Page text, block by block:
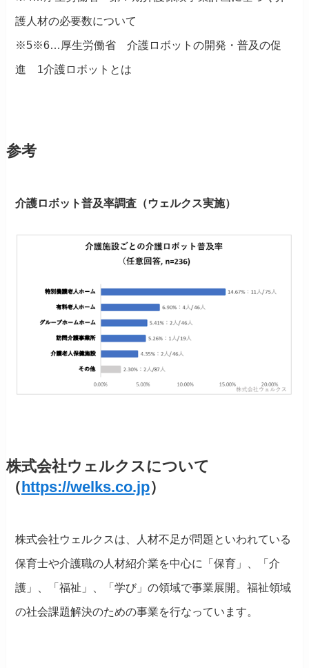
護人材の必要数について
※5※6…厚生労働省 介護ロボットの開発・普及の促
進 1介護ロボットとは
参考
介護ロボット普及率調査（ウェルクス実施）
株式会社ウェルクスについて
（ https://welks.co.jp）
株式会社ウェルクスは、人材不足が問題といわれている
保育士や介護職の人材紹介業を中心に「保育」、「介
護」、「福祉」、「学び」の領域で事業展開。福祉領域
の社会課題解決のための事業を行なっています。